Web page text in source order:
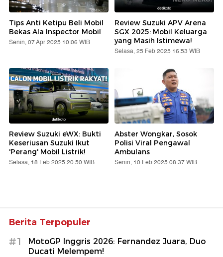
Tips Anti Ketipu Beli Mobil
Bekas Ala Inspector Mobil
Senin, 07 Apr 2025 10:06 WIB
Review Suzuki APV Arena
SGX 2025: Mobil Keluarga
yang Masih Istimewa!
Selasa, 25 Feb 2025 16:53 WIB
Review Suzuki eWX: Bukti
Keseriusan Suzuki Ikut
'Perang' Mobil Listrik!
Selasa, 18 Feb 2025 20:50 WIB
Abster Wongkar, Sosok
Polisi Viral Pengawal
Ambulans
Senin, 10 Feb 2025 08:37 WIB
Berita Terpopuler
#1
MotoGP Inggris 2026: Fernandez Juara, Duo
Ducati Melempem!